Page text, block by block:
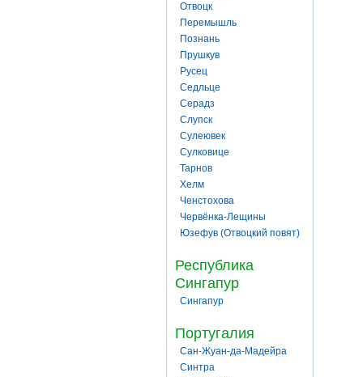
Отвоцк
Перемышль
Познань
Прушкув
Русец
Седльце
Серадз
Слупск
Сулеювек
Сулковице
Тарнов
Хелм
Ченстохова
Червёнка-Лещины
Юзефув (Отвоцкий повят)
Республика
Сингапур
Сингапур
Португалия
Сан-Жуан-да-Мадейра
Синтра